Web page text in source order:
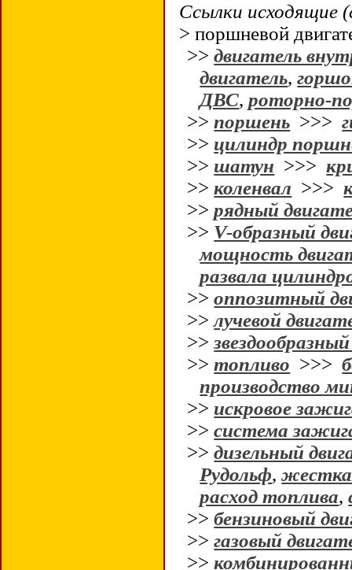
Ссылки исходящие
> поршневой
>>двигатель
двигатель,
ДВС,роторно-
>>поршень >>>
>> цилиндр
>> шатун >>>
>>коленвал >>>
>>рядный
>> V-образный
мощность
развала
>>оппозитный
>>лучевой
>>
>>топливо >>>
производство
>> искровое
>>система
>>дизельный
Рудольф,
расход топлива,
>>бензиновый
>>газовый
>>